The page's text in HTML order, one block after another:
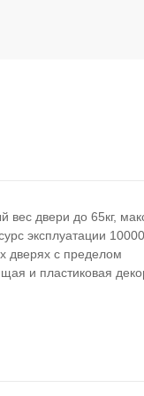
вес двери до 65кг,
эксплуатации
дверях с пределом
и пластиковая